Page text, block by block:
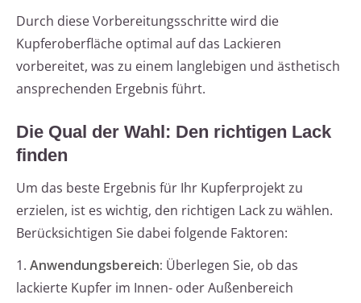
Durch diese Vorbereitungsschritte wird die
Kupferoberfläche optimal auf das Lackieren
vorbereitet, was zu einem langlebigen und ästhetisch
ansprechenden Ergebnis führt.
Die Qual der Wahl: Den richtigen Lack
finden
Um das beste Ergebnis für Ihr Kupferprojekt zu
erzielen, ist es wichtig, den richtigen Lack zu wählen.
Berücksichtigen Sie dabei folgende Faktoren:
1. Anwendungsbereich: Überlegen Sie, ob das
lackierte Kupfer im Innen- oder Außenbereich